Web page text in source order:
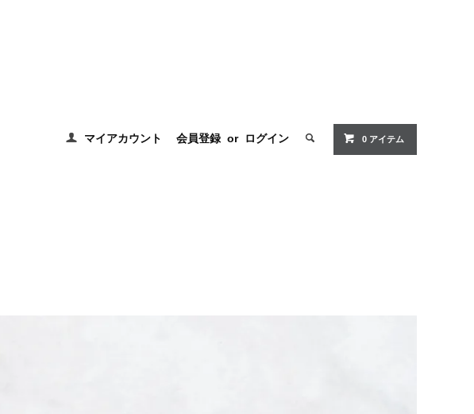
マイアカウント 会員登録 or ログイン 0 アイテム